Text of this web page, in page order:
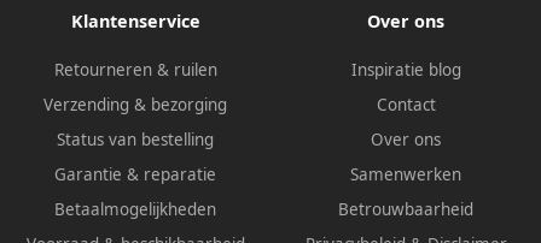
Klantenservice
Retourneren & ruilen
Verzending & bezorging
Status van bestelling
Garantie & reparatie
Betaalmogelijkheden
Over ons
Inspiratie blog
Contact
Over ons
Samenwerken
Betrouwbaarheid